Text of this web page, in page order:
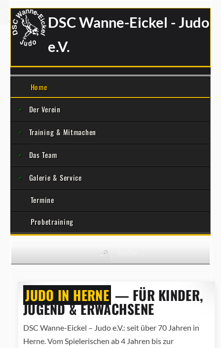
DSC Wanne-Eickel - Judo
e.V.
Home
Der Verein
Training & Mitmachen
Das Team
Galerie & Service
Termine
Probetraining
JUDO IN HERNE — FÜR KINDER,
JUGEND & ERWACHSENE
DSC Wanne-Eickel – Judo e.V.: seit über 70 Jahren in
Herne. Vom Spielerischen ab 4 Jahren bis zur